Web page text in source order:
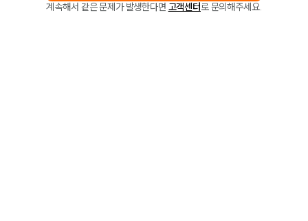
계속해서 같은 문제가 발생한다면 고객센터로 문의해주세요.